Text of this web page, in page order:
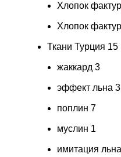
Хлопок
Хлопок
Ткани Турция 15
жаккард 3
эффект льна 3
поплин 7
муслин 1
имитация льна